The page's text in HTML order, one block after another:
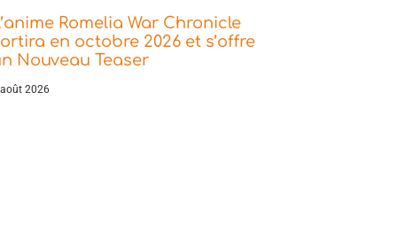
Romelia War Chronicle
en octobre 2026 et s’offre
Nouveau Teaser
2026